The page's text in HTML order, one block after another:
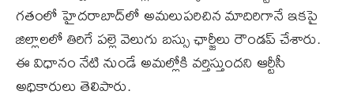
గతంలో హైదరాబాద్‌లో అమలుపరిచిన మాదిరిగానే ఇకపై
జిల్లాలలో తిరిగే పల్లె వెలుగు బస్సు ఛార్జీలు రౌండప్‌ చేశారు.
ఈ విధానం నేటి నుండే అమల్లోకి వర్తిస్తుందని ఆర్టీసీ
అధికారులు తెలిపారు.